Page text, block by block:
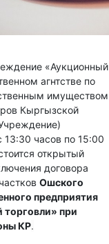
«Аукционный
агнтстве по
имуществом
Кыргызской
13:30 часов по 15:00
открытый
договора
Ошского
предприятия
торговли» при
КР.